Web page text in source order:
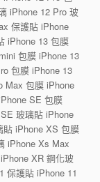
iPhone 12 Pro 玻
保護貼 iPhone
iPhone 13 包膜
包膜 iPhone 13
包膜 iPhone 13
Max 包膜 iPhone
SE 包膜
玻璃貼 iPhone
iPhone XS 包膜
iPhone Xs Max
XR 鋼化玻
保護貼 iPhone 11